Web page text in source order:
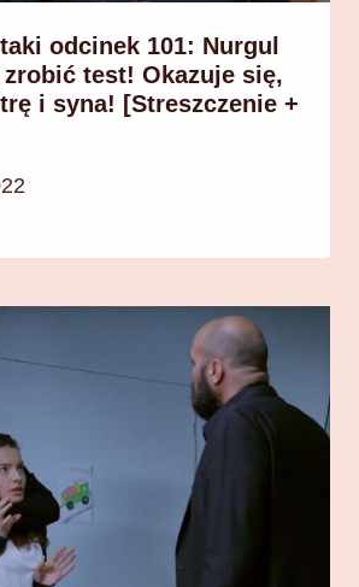
odcinek 101: Nurgul
zrobić test! Okazuje się,
i syna! [Streszczenie +